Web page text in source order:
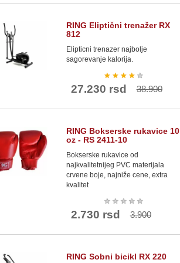
RING Eliptični trenažer RX
812
Elipticni trenazer najbolje
sagorevanje kalorija.
★ ★ ★ ★ ★
27.230 rsd 38.900
RING Bokserske rukavice 10
oz - RS 2411-10
Bokserske rukavice od
najkvalitetnijeg PVC materijala
crvene boje, najniže cene, extra
kvalitet
★ ★ ★ ★ ★
2.730 rsd 3.900
RING Sobni bicikl RX 220